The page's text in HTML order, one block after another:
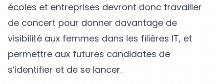
écoles et entreprises devront donc travailler
de concert pour donner davantage de
visibilité aux femmes dans les filières IT, et
permettre aux futures candidates de
s’identifier et de se lancer.